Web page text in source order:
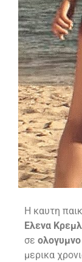
H καυτη
Ελενα
σε ολογυμνο
μερικα